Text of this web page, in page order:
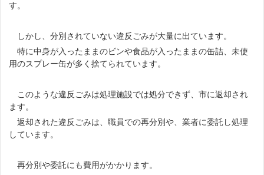
す。
しかし、分別されていない違反ごみが大量に出ています。
特に中身が入ったままのビンや食品が入ったままの缶詰、未使
用のスプレー缶が多く捨てられています。
このような違反ごみは処理施設では処分できず、市に返却され
ます。
返却された違反ごみは、職員での再分別や、業者に委託し処理
しています。
再分別や委託にも費用がかかります。